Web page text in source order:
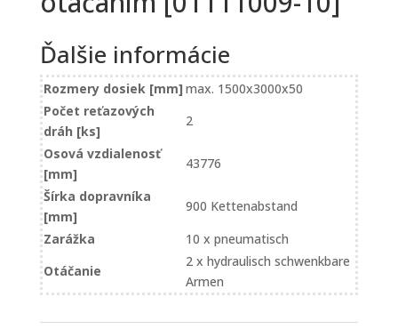
Ďalšie informácie
Rozmery dosiek [mm] max. 1500x3000x50
Počet reťazových
dráh [ks]
2
Osová vzdialenosť
[mm]
43776
Šírka dopravníka
[mm]
900 Kettenabstand
Zarážka
10 x pneumatisch
Otáčanie
2 x hydraulisch schwenkbare
Armen